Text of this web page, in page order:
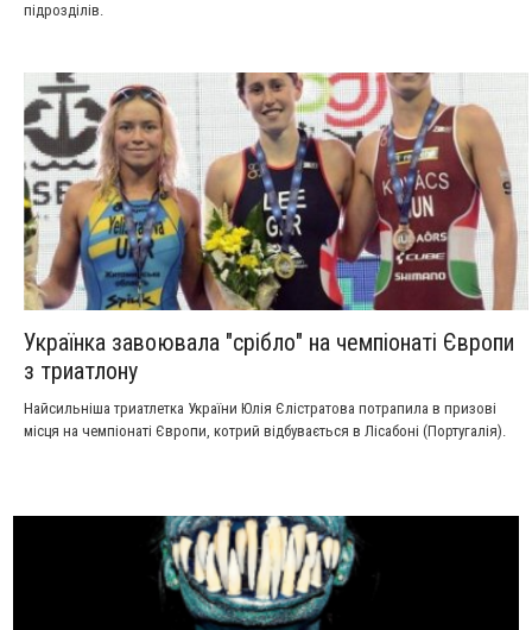
підрозділів.
Українка завоювала "срібло" на чемпіонаті Європи
з триатлону
Найсильніша триатлетка України Юлія Єлістратова потрапила в призові
місця на чемпіонаті Європи, котрий відбувається в Лісабоні (Португалія).